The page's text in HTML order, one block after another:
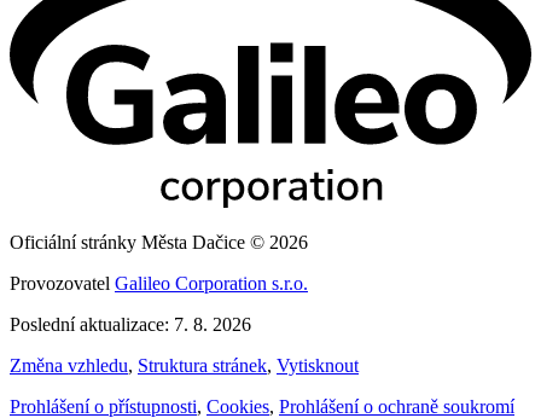
Oficiální stránky Města Dačice © 2026
Provozovatel Galileo Corporation s.r.o.
Poslední aktualizace: 7. 8. 2026
Změna vzhledu, Struktura stránek, Vytisknout
Prohlášení o přístupnosti, Cookies, Prohlášení o ochraně soukromí